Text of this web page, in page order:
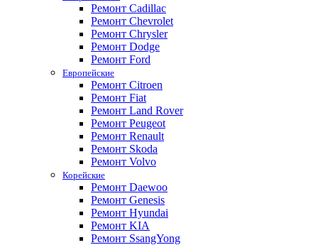
Ремонт Cadillac
Ремонт Chevrolet
Ремонт Chrysler
Ремонт Dodge
Ремонт Ford
Европейские
Ремонт Citroen
Ремонт Fiat
Ремонт Land Rover
Ремонт Peugeot
Ремонт Renault
Ремонт Skoda
Ремонт Volvo
Корейские
Ремонт Daewoo
Ремонт Genesis
Ремонт Hyundai
Ремонт KIA
Ремонт SsangYong